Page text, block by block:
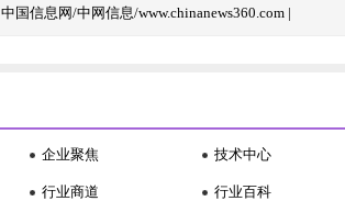
中国信息网/中网信息/www.chinanews360.com |
企业聚焦
行业商道
技术中心
行业百科